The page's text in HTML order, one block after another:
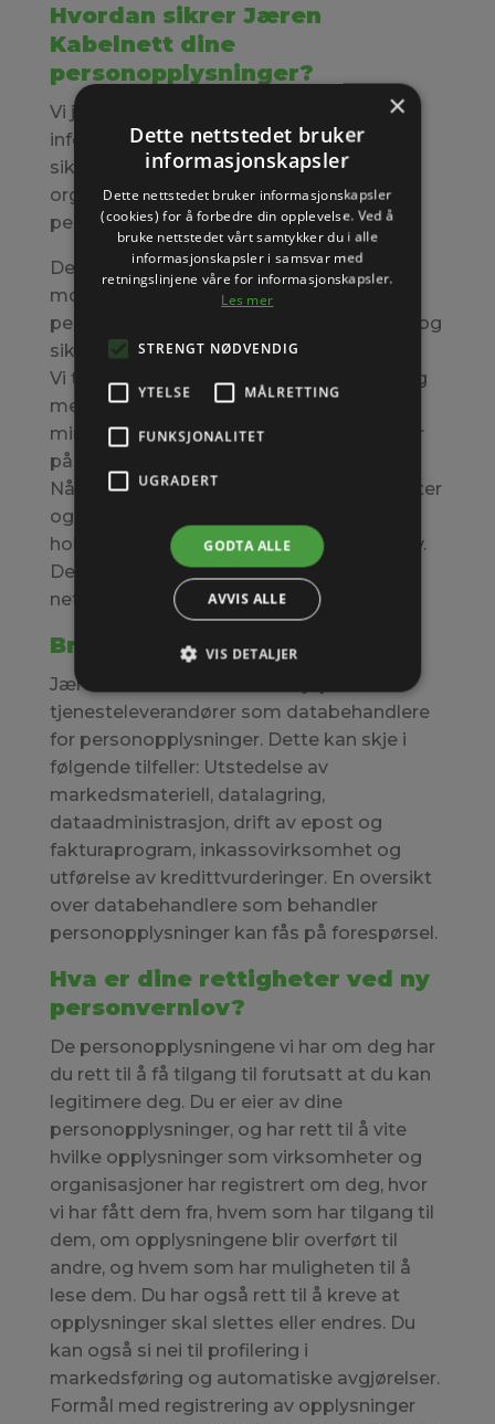
Hvordan sikrer Jæren
Kabelnett dine
personopplysninger?
Vi jobber jevnlig med å behandle
informasjonssikkerhet på en trygg og
sikker måte. Vi bruke både tekniske og
organisatoriske tiltak for å beskytte dine
personopplysninger på beste måte.
Dersom vi utveksler personopplysninger
mot tredjeparter, stiller vi krav om at
personopplysninger ivaretas på en trygg og
sikker måte hos dem også.
Vi tilstreber oss til å samle inn minst mulig
mengde personopplysninger slik at vi har
mindre risiko for at opplysninger kommer
på avveie.
Når det gjelder din tilgang til våre produkter
og tjenester, så er du selv ansvarlig for å
holde påloggingsinformasjon for deg selv.
Det kan for eksempel være til trådløst
nettverk og epost.
Bruk av databehandlere?
Jæren Kabelnett bruker tredjeparts
tjenesteleverandører som databehandlere
for personopplysninger. Dette kan skje i
følgende tilfeller: Utstedelse av
markedsmateriell, datalagring,
dataadministrasjon, drift av epost og
fakturaprogram, inkassovirksomhet og
utførelse av kredittvurderinger. En oversikt
over databehandlere som behandler
personopplysninger kan fås på forespørsel.
Hva er dine rettigheter ved ny
personvernlov?
De personopplysningene vi har om deg har
du rett til å få tilgang til forutsatt at du kan
legitimere deg. Du er eier av dine
personopplysninger, og har rett til å vite
hvilke opplysninger som virksomheter og
organisasjoner har registrert om deg, hvor
vi har fått dem fra, hvem som har tilgang til
dem, om opplysningene blir overført til
andre, og hvem som har muligheten til å
lese dem. Du har også rett til å kreve at
opplysninger skal slettes eller endres. Du
kan også si nei til profilering i
markedsføring og automatiske avgjørelser.
Formål med registrering av opplysninger
×
Dette nettstedet bruker
informasjonskapsler
Dette nettstedet bruker informasjonskapsler
(cookies) for å forbedre din opplevelse. Ved å
bruke nettstedet vårt samtykker du i alle
informasjonskapsler i samsvar med
retningslinjene våre for informasjonskapsler.
Les mer
STRENGT NØDVENDIG
YTELSE MÅLRETTING
FUNKSJONALITET
UGRADERT
GODTA ALLE
AVVIS ALLE
VIS DETALJER